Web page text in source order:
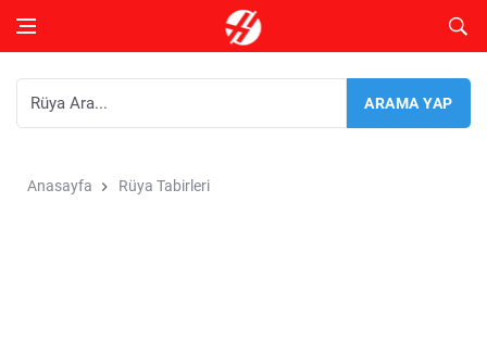
Anasayfa Rüya Tabirleri